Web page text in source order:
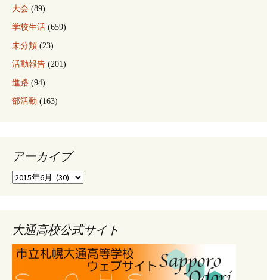
大会 (89)
学校生活 (659)
未分類 (23)
活動報告 (201)
進路 (94)
部活動 (163)
アーカイブ
ア
ブ
大通高校公式サイト